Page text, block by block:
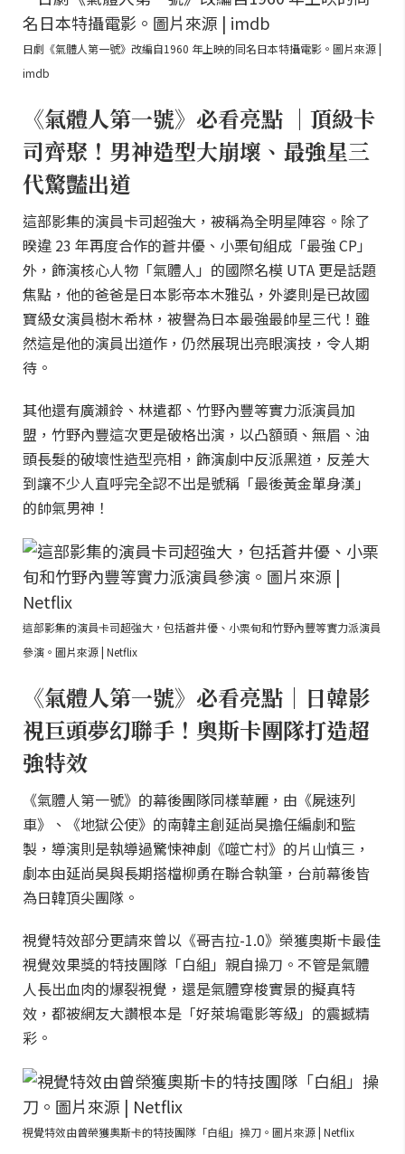
日劇《氣體人第一號》改編自1960 年上映的同名日本特攝電影。圖片來源 |
imdb
《氣體人第一號》必看亮點 ｜頂級卡
司齊聚！男神造型大崩壞、最強星三
代驚豔出道
這部影集的演員卡司超強大，被稱為全明星陣容。除了
暌違 23 年再度合作的蒼井優、小栗旬組成「最強 CP」
外，飾演核心人物「氣體人」的國際名模 UTA 更是話題
焦點，他的爸爸是日本影帝本木雅弘，外婆則是已故國
寶級女演員樹木希林，被譽為日本最強最帥星三代！雖
然這是他的演員出道作，仍然展現出亮眼演技，令人期
待。
其他還有廣瀨鈴、林遣都、竹野內豐等實力派演員加
盟，竹野內豐這次更是破格出演，以凸額頭、無眉、油
頭長髮的破壞性造型亮相，飾演劇中反派黑道，反差大
到讓不少人直呼完全認不出是號稱「最後黃金單身漢」
的帥氣男神！
這部影集的演員卡司超強大，包括蒼井優、小栗旬和竹野內豐等實力派演員
參演。圖片來源 | Netflix
《氣體人第一號》必看亮點｜日韓影
視巨頭夢幻聯手！奧斯卡團隊打造超
強特效
《氣體人第一號》的幕後團隊同樣華麗，由《屍速列
車》、《地獄公使》的南韓主創延尚昊擔任編劇和監
製，導演則是執導過驚悚神劇《噬亡村》的片山慎三，
劇本由延尚昊與長期搭檔柳勇在聯合執筆，台前幕後皆
為日韓頂尖團隊。
視覺特效部分更請來曾以《哥吉拉-1.0》榮獲奧斯卡最佳
視覺效果獎的特技團隊「白組」親自操刀。不管是氣體
人長出血肉的爆裂視覺，還是氣體穿梭實景的擬真特
效，都被網友大讚根本是「好萊塢電影等級」的震撼精
彩。
視覺特效由曾榮獲奧斯卡的特技團隊「白組」操刀。圖片來源 | Netflix